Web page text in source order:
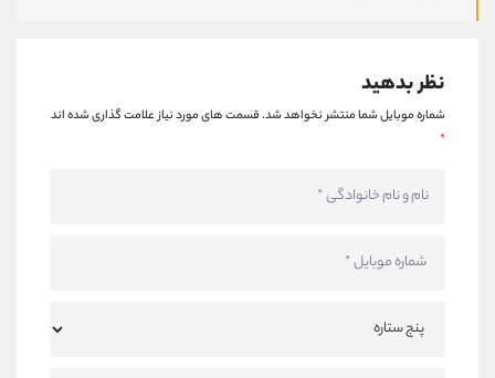
نظر بدهید
شماره موبایل شما منتشر نخواهد شد.قسمت های مورد نیاز علامت گذاری شده اند
*